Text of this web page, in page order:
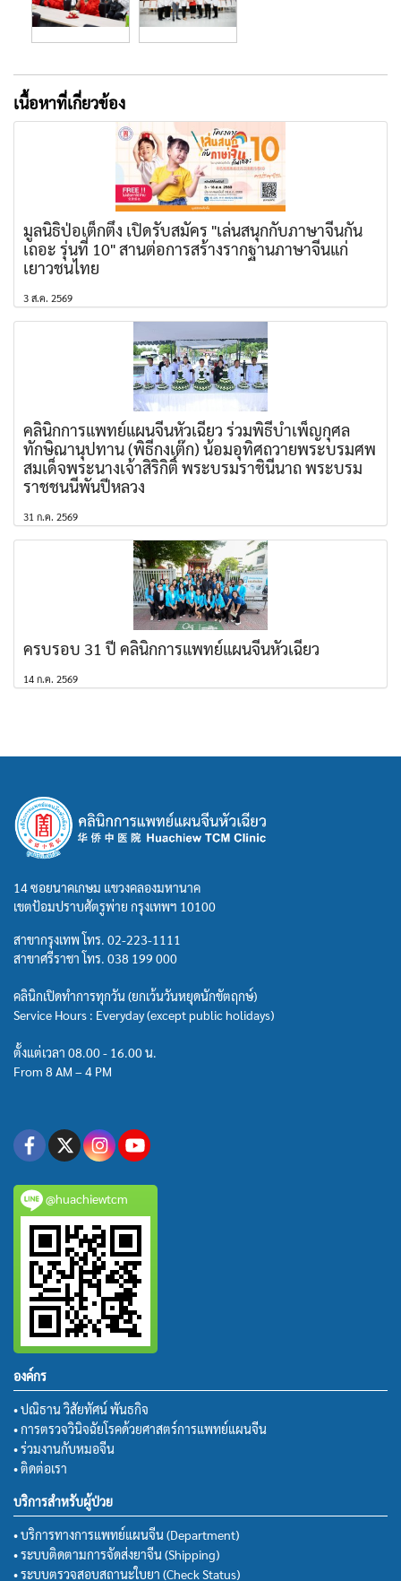
เนื้อหาที่เกี่ยวข้อง
มูลนิธิป่อเต็กตึ๊ง เปิดรับสมัคร "เล่นสนุกกับภาษาจีนกัน
เถอะ รุ่นที่ 10" สานต่อการสร้างรากฐานภาษาจีนแก่
เยาวชนไทย
3 ส.ค. 2569
คลินิกการแพทย์แผนจีนหัวเฉียว ร่วมพิธีบำเพ็ญกุศล
ทักษิณานุปทาน (พิธีกงเต๊ก) น้อมอุทิศถวายพระบรมศพ
สมเด็จพระนางเจ้าสิริกิติ์ พระบรมราชินีนาถ พระบรม
ราชชนนีพันปีหลวง
31 ก.ค. 2569
ครบรอบ 31 ปี คลินิกการแพทย์แผนจีนหัวเฉียว
14 ก.ค. 2569
14 ซอยนาคเกษม แขวงคลองมหานาค
เขตป้อมปราบศัตรูพ่าย กรุงเทพฯ 10100
สาขากรุงเทพ โทร. 02-223-1111
สาขาศรีราชา โทร. 038 199 000
คลินิกเปิดทำการทุกวัน (ยกเว้นวันหยุดนักขัตฤกษ์)
Service Hours : Everyday (except public holidays)
ตั้งแต่เวลา 08.00 - 16.00 น.
From 8 AM – 4 PM
@huachiewtcm
องค์กร
• ปณิธาน วิสัยทัศน์ พันธกิจ
• การตรวจวินิจฉัยโรคด้วยศาสตร์การแพทย์แผนจีน
• ร่วมงานกับหมอจีน
• ติดต่อเรา
บริการสำหรับผู้ป่วย
• บริการทางการแพทย์แผนจีน (Department)
• ระบบติดตามการจัดส่งยาจีน (Shipping)
• ระบบตรวจสอบสถานะใบยา (Check Status)